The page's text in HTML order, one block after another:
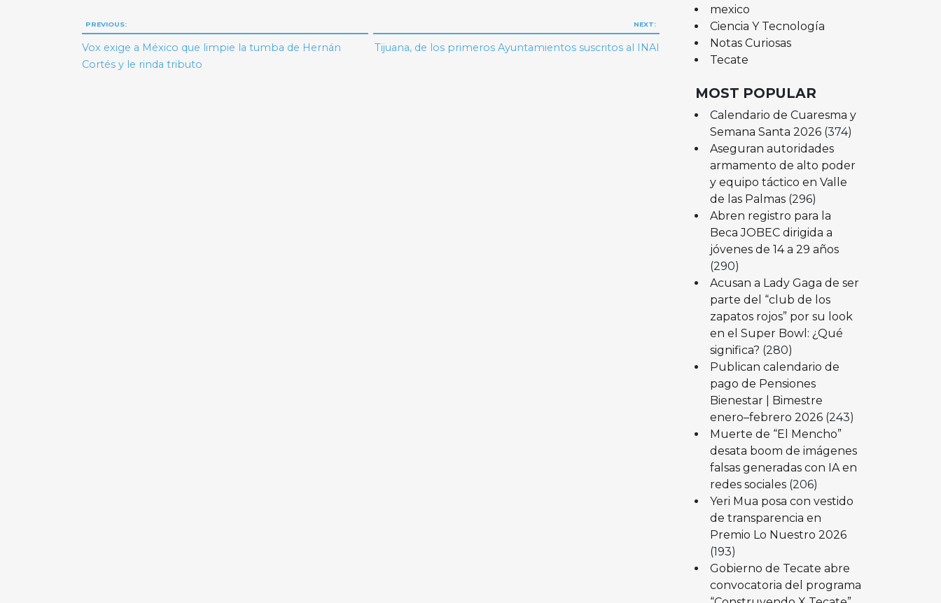
Navegación
de
PREVIOUS:
Vox exige a México que limpie la tumba de Hernán
Cortés y le rinda tributo
NEXT:
Tijuana, de los primeros Ayuntamientos suscritos al INAI
mexico
Ciencia Y Tecnología
Notas Curiosas
Tecate
MOST POPULAR
Calendario de Cuaresma y
Semana Santa 2026 (374)
Aseguran autoridades
armamento de alto poder
y equipo táctico en Valle
de las Palmas (296)
Abren registro para la
Beca JOBEC dirigida a
jóvenes de 14 a 29 años
(290)
Acusan a Lady Gaga de ser
parte del “club de los
zapatos rojos” por su look
en el Super Bowl: ¿Qué
significa? (280)
Publican calendario de
pago de Pensiones
Bienestar | Bimestre
enero–febrero 2026 (243)
Muerte de “El Mencho”
desata boom de imágenes
falsas generadas con IA en
redes sociales (206)
Yeri Mua posa con vestido
de transparencia en
Premio Lo Nuestro 2026
(193)
Gobierno de Tecate abre
convocatoria del programa